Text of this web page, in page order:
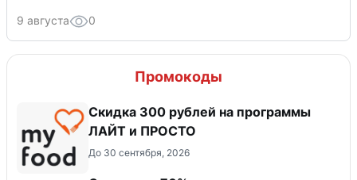
9 августа 0
Промокоды
​Скидка 300 рублей на программы
ЛАЙТ и ПРОСТО
До 30 сентября, 2026